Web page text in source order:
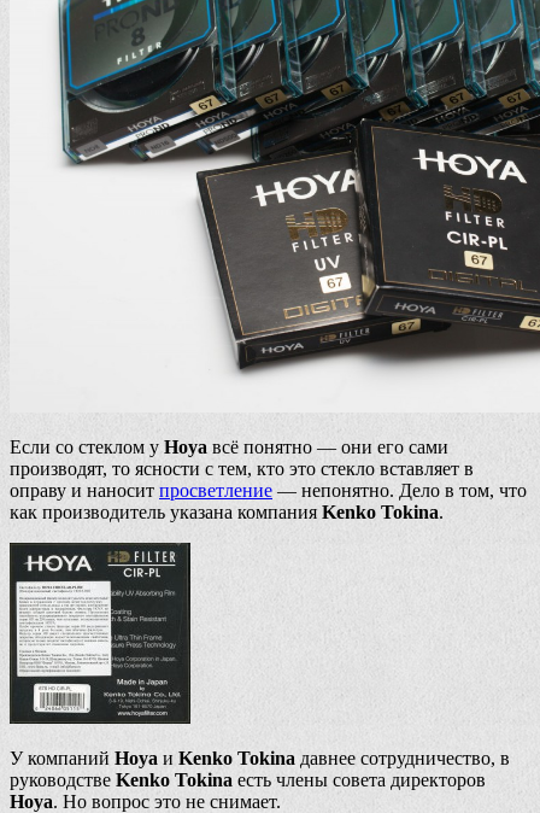
Если со стеклом у Hoya всё понятно — они его сами
производят, то ясности с тем, кто это стекло вставляет в
оправу и наносит просветление— непонятно. Дело в том, что
как производитель указана компанияKenko Tokina.
У компаний Hoya и Kenko Tokina давнее сотрудничество, в
руководстве Kenko Tokina есть члены совета директоров
Hoya. Но вопрос это не снимает.